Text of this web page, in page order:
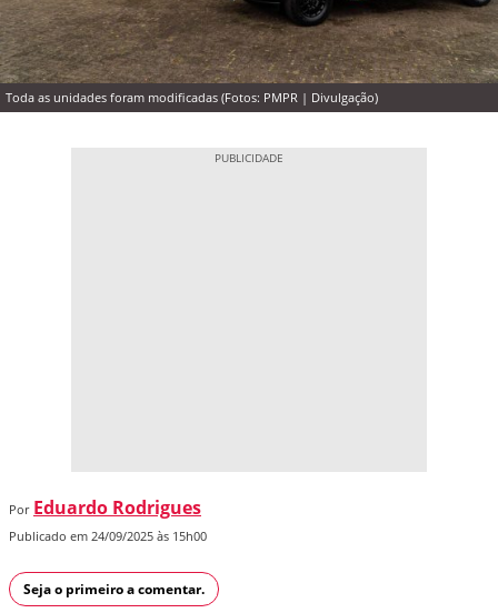
Toda as unidades foram modificadas (Fotos: PMPR | Divulgação)
Por Eduardo Rodrigues
Publicado em 24/09/2025 às 15h00
Seja o primeiro a comentar.